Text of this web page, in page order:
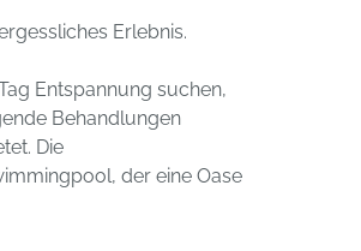
Erlebnis.
Entspannung suchen,
Behandlungen
Die
der eine Oase